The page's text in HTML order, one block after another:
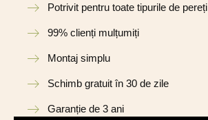
Potrivit pentru toate tipurile de pereți
99% clienți mulțumiți
Montaj simplu
Schimb gratuit în 30 de zile
Garanție de 3 ani